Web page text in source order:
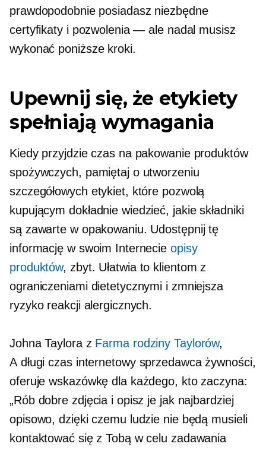
prawdopodobnie posiadasz niezbędne
certyfikaty i pozwolenia — ale nadal musisz
wykonać poniższe kroki.
Upewnij się, że etykiety
spełniają wymagania
Kiedy przyjdzie czas na pakowanie produktów
spożywczych, pamiętaj o utworzeniu
szczegółowych etykiet, które pozwolą
kupującym dokładnie wiedzieć, jakie składniki
są zawarte w opakowaniu. Udostępnij tę
informację w swoim Internecie opisy
produktów, zbyt. Ułatwia to klientom z
ograniczeniami dietetycznymi i zmniejsza
ryzyko reakcji alergicznych.
Johna Taylora z Farma rodziny Taylorów,
A długi czasinternetowy sprzedawca żywności,
oferuje wskazówkę dla każdego, kto zaczyna:
„Rób dobre zdjęcia i opisz je jak najbardziej
opisowo, dzięki czemu ludzie nie będą musieli
kontaktować się z Tobą w celu zadawania